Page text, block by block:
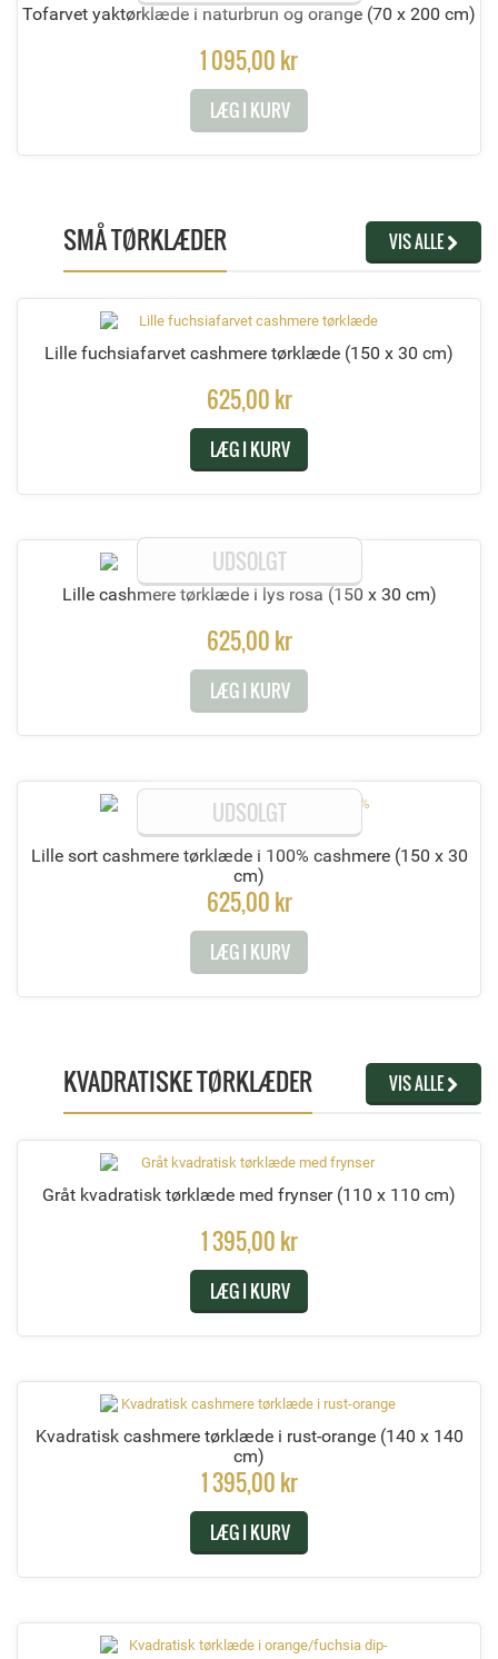
Tofarvet yaktørklæde i naturbrun og orange (70 x 200 cm)
1 095,00 kr
LÆG I KURV
SMÅ TØRKLÆDER VIS ALLE
Lille fuchsiafarvet cashmere tørklæde (150 x 30 cm)
625,00 kr
LÆG I KURV
UDSOLGT
Lille cashmere tørklæde i lys rosa (150 x 30 cm)
625,00 kr
LÆG I KURV
UDSOLGT
Lille sort cashmere tørklæde i 100% cashmere (150 x 30
cm)
625,00 kr
LÆG I KURV
KVADRATISKE TØRKLÆDER VIS ALLE
Gråt kvadratisk tørklæde med frynser (110 x 110 cm)
1 395,00 kr
LÆG I KURV
Kvadratisk cashmere tørklæde i rust-orange (140 x 140
cm)
1 395,00 kr
LÆG I KURV